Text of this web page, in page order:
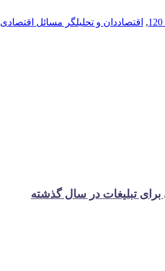
, اقتصاددان و تحلیلگر مسائل اقتصادی